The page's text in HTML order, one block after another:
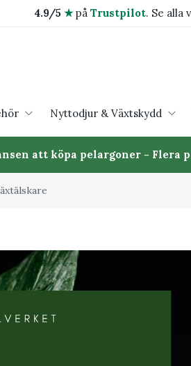
4.9/5 ★på Trustpilot. Se alla
Nyttodjur & Växtskydd
att köpa pelargoner - Flera